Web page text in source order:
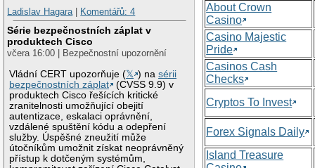
Ladislav Hagara| Komentářů: 4
Série bezpečnostních záplat v
produktech Cisco
včera 16:00 | Bezpečnostní upozornění
Vládní CERT upozorňuje (𝕏 ) nasérii
bezpečnostních záplat
(CVSS 9.9) v
produktech Cisco řešících kritické
zranitelnosti umožňující obejití
autentizace, eskalaci oprávnění,
vzdálené spuštění kódu a odepření
služby. Úspěšné zneužití může
útočníkům umožnit získat neoprávněný
přístup k dotčeným systémům,
About Crown
Casino
Casino Majestic
Pride
Casinos Cash
Checks
Cryptos To Invest
Forex Signals Daily
Island Treasure